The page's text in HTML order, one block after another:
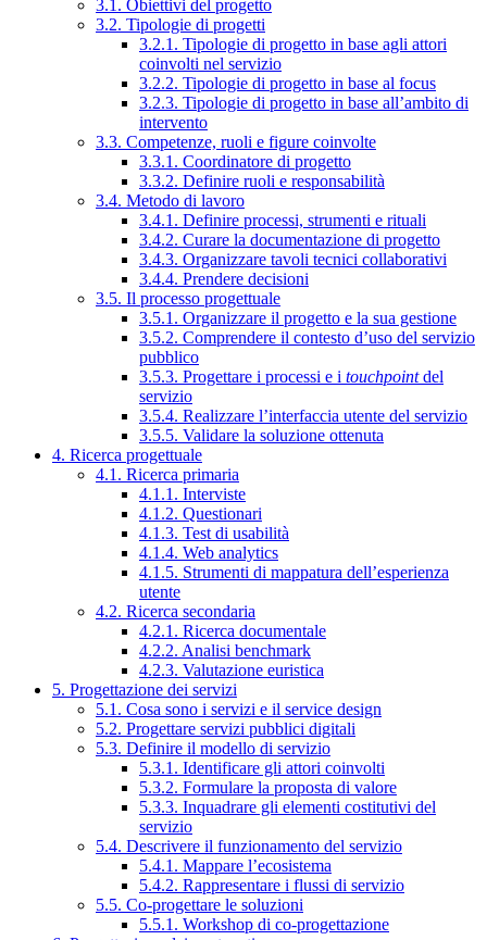
3.1. Obiettivi del progetto
3.2. Tipologie di progetti
3.2.1. Tipologie di progetto in base agli attori
coinvolti nel servizio
3.2.2. Tipologie di progetto in base al focus
3.2.3. Tipologie di progetto in base all’ambito di
intervento
3.3. Competenze, ruoli e figure coinvolte
3.3.1. Coordinatore di progetto
3.3.2. Definire ruoli e responsabilità
3.4. Metodo di lavoro
3.4.1. Definire processi, strumenti e rituali
3.4.2. Curare la documentazione di progetto
3.4.3. Organizzare tavoli tecnici collaborativi
3.4.4. Prendere decisioni
3.5. Il processo progettuale
3.5.1. Organizzare il progetto e la sua gestione
3.5.2. Comprendere il contesto d’uso del servizio
pubblico
3.5.3. Progettare i processi e i touchpointdel
servizio
3.5.4. Realizzare l’interfaccia utente del servizio
3.5.5. Validare la soluzione ottenuta
4. Ricerca progettuale
4.1. Ricerca primaria
4.1.1. Interviste
4.1.2. Questionari
4.1.3. Test di usabilità
4.1.4. Web analytics
4.1.5. Strumenti di mappatura dell’esperienza
utente
4.2. Ricerca secondaria
4.2.1. Ricerca documentale
4.2.2. Analisi benchmark
4.2.3. Valutazione euristica
5. Progettazione dei servizi
5.1. Cosa sono i servizi e il service design
5.2. Progettare servizi pubblici digitali
5.3. Definire il modello di servizio
5.3.1. Identificare gli attori coinvolti
5.3.2. Formulare la proposta di valore
5.3.3. Inquadrare gli elementi costitutivi del
servizio
5.4. Descrivere il funzionamento del servizio
5.4.1. Mappare l’ecosistema
5.4.2. Rappresentare i flussi di servizio
5.5. Co-progettare le soluzioni
5.5.1. Workshop di co-progettazione